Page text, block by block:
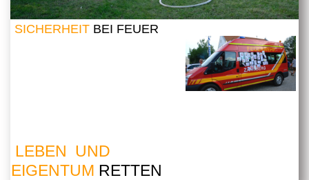
SICHERHEIT BEI FEUER
LEBEN UND
EIGENTUM RETTEN